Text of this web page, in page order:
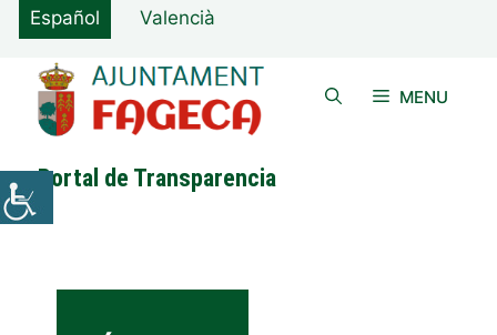
Español Valencià
MENU
Portal de Transparencia